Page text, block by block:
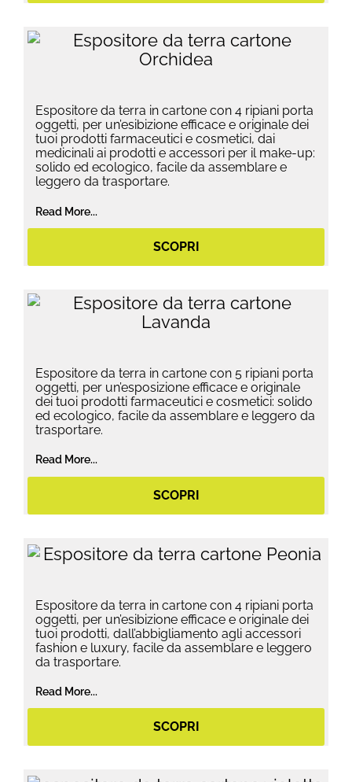
Espositore da terra in cartone con 4 ripiani porta
oggetti, per un’esibizione efficace e originale dei
tuoi prodotti farmaceutici e cosmetici, dai
medicinali ai prodotti e accessori per il make-up:
solido ed ecologico, facile da assemblare e
leggero da trasportare.
Read More...
SCOPRI
Espositore da terra in cartone con 5 ripiani porta
oggetti, per un’esposizione efficace e originale
dei tuoi prodotti farmaceutici e cosmetici: solido
ed ecologico, facile da assemblare e leggero da
trasportare.
Read More...
SCOPRI
Espositore da terra in cartone con 4 ripiani porta
oggetti, per un’esibizione efficace e originale dei
tuoi prodotti, dall’abbigliamento agli accessori
fashion e luxury, facile da assemblare e leggero
da trasportare.
Read More...
SCOPRI